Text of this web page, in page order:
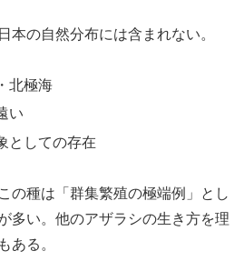
本の自然分布には含まれない。
北極海
い
としての存在
の種は「群集繁殖の極端例」とし
多い。他のアザラシの生き方を理
ある。